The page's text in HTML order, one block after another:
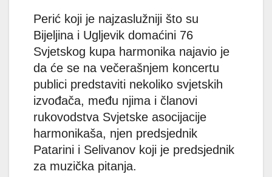
Perić koji je najzaslužniji što su
Bijeljina i Ugljevik domaćini 76
Svjetskog kupa harmonika najavio je
da će se na večerašnjem koncertu
publici predstaviti nekoliko svjetskih
izvođača, među njima i članovi
rukovodstva Svjetske asocijacije
harmonikaša, njen predsjednik
Patarini i Selivanov koji je predsjednik
za muzička pitanja.